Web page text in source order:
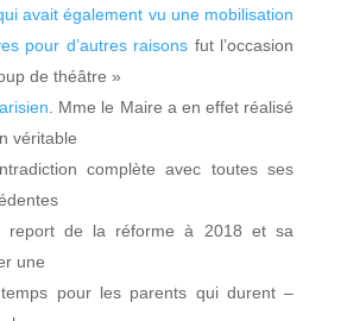
avait également vu une mobilisation
pour d’autres raisons fut l’occasion
de théâtre »
. Mme le Maire a en effet réalisé
véritable
complète avec toutes ses
report de la réforme à 2018 et sa
une
pour les parents qui durent –